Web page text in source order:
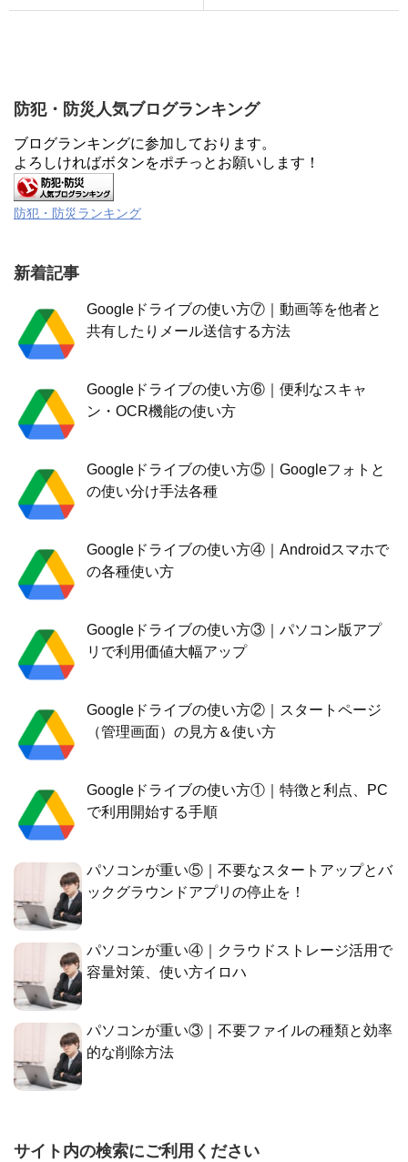
防犯・防災人気ブログランキング
ブログランキングに参加しております。
よろしければボタンをポチっとお願いします！
防犯・防災ランキング
新着記事
Googleドライブの使い方⑦｜動画等を他者と
共有したりメール送信する方法
Googleドライブの使い方⑥｜便利なスキャ
ン・OCR機能の使い方
Googleドライブの使い方⑤｜Googleフォトと
の使い分け手法各種
Googleドライブの使い方④｜Androidスマホで
の各種使い方
Googleドライブの使い方③｜パソコン版アプ
リで利用価値大幅アップ
Googleドライブの使い方②｜スタートページ
（管理画面）の見方＆使い方
Googleドライブの使い方①｜特徴と利点、PC
で利用開始する手順
パソコンが重い⑤｜不要なスタートアップとバ
ックグラウンドアプリの停止を！
パソコンが重い④｜クラウドストレージ活用で
容量対策、使い方イロハ
パソコンが重い③｜不要ファイルの種類と効率
的な削除方法
サイト内の検索にご利用ください